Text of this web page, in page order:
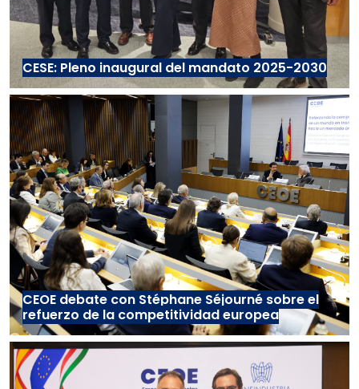
CESE: Pleno inaugural del mandato 2025-2030
CEOE debate con Stéphane Séjourné sobre el
refuerzo de la competitividad europea